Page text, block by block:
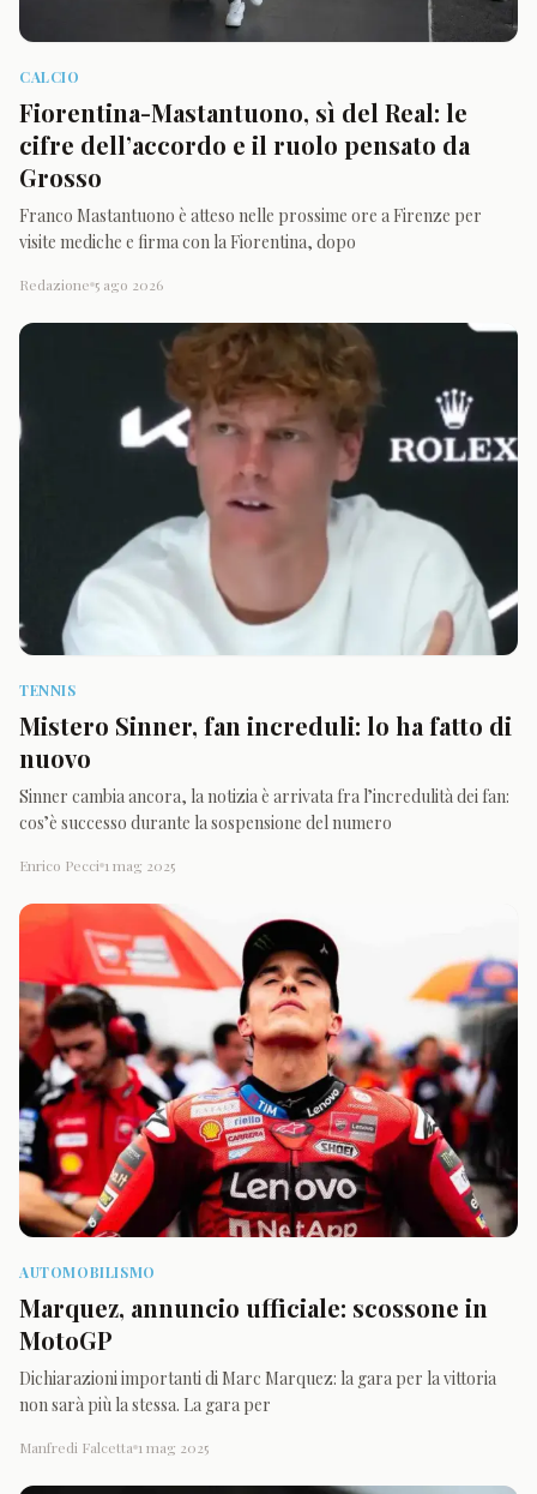
CALCIO
Fiorentina-Mastantuono, sì del Real: le
cifre dell’accordo e il ruolo pensato da
Grosso
Franco Mastantuono è atteso nelle prossime ore a Firenze per
visite mediche e firma con la Fiorentina, dopo
Redazione 5 ago 2026
TENNIS
Mistero Sinner, fan increduli: lo ha fatto di
nuovo
Sinner cambia ancora, la notizia è arrivata fra l’incredulità dei fan:
cos’è successo durante la sospensione del numero
Enrico Pecci 1 mag 2025
AUTOMOBILISMO
Marquez, annuncio ufficiale: scossone in
MotoGP
Dichiarazioni importanti di Marc Marquez: la gara per la vittoria
non sarà più la stessa. La gara per
Manfredi Falcetta 1 mag 2025